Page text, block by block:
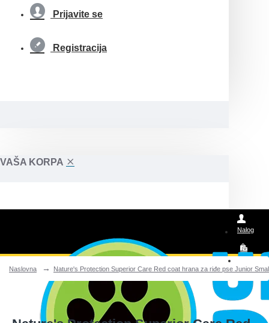
Prijavite se
Registracija
VAŠA KORPA
Nalog
Isporuka
Posao
Naslovna Nature's Protection Superior Care Red coat hrana za riđe pse Junior